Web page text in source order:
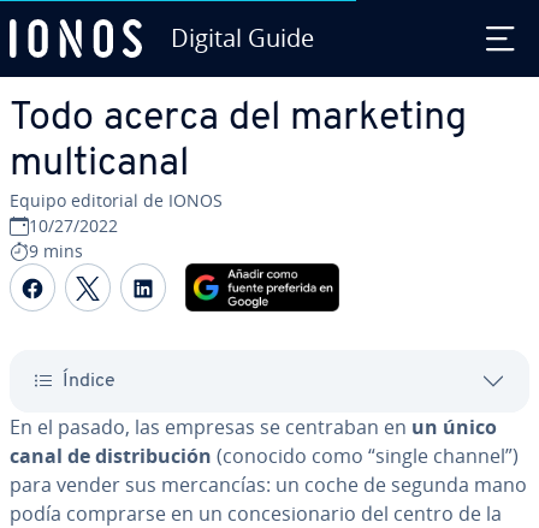
Digital Guide
Todo acerca del marketing
mu­l­ti­ca­nal
Equipo editorial de IONOS
10/27/2022
9 mins
Compartir Facebook
Compartir Twitter
Compartir LinkedIn
Índice
En el pasado, las empresas se centraban en un único
canal de di­s­tri­bu­ción (conocido como “single channel”)
para vender sus me­r­ca­n­cías: un coche de segunda mano
podía comprarse en un co­n­ce­sio­na­rio del centro de la